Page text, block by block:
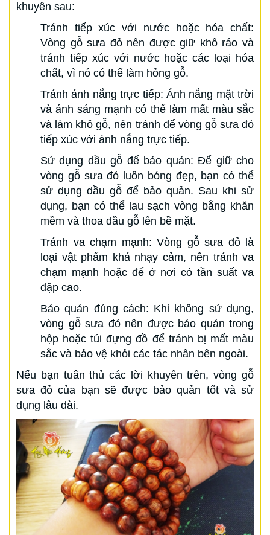
khuyên sau:
Tránh tiếp xúc với nước hoặc hóa chất:
Vòng gỗ sưa đỏ nên được giữ khô ráo và
tránh tiếp xúc với nước hoặc các loại hóa
chất, vì nó có thể làm hỏng gỗ.
Tránh ánh nắng trực tiếp: Ánh nắng mặt trời
và ánh sáng mạnh có thể làm mất màu sắc
và làm khô gỗ, nên tránh để vòng gỗ sưa đỏ
tiếp xúc với ánh nắng trực tiếp.
Sử dụng dầu gỗ để bảo quản: Để giữ cho
vòng gỗ sưa đỏ luôn bóng đẹp, bạn có thể
sử dụng dầu gỗ để bảo quản. Sau khi sử
dụng, bạn có thể lau sạch vòng bằng khăn
mềm và thoa dầu gỗ lên bề mặt.
Tránh va chạm mạnh: Vòng gỗ sưa đỏ là
loại vật phẩm khá nhạy cảm, nên tránh va
chạm mạnh hoặc để ở nơi có tần suất va
đập cao.
Bảo quản đúng cách: Khi không sử dụng,
vòng gỗ sưa đỏ nên được bảo quản trong
hộp hoặc túi đựng đồ để tránh bị mất màu
sắc và bảo vệ khỏi các tác nhân bên ngoài.
Nếu bạn tuân thủ các lời khuyên trên, vòng gỗ
sưa đỏ của bạn sẽ được bảo quản tốt và sử
dụng lâu dài.